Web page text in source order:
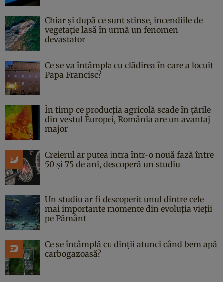
Chiar și după ce sunt stinse, incendiile de
vegetație lasă în urmă un fenomen
devastator
Ce se va întâmpla cu clădirea în care a locuit
Papa Francisc?
În timp ce producția agricolă scade în țările
din vestul Europei, România are un avantaj
major
Creierul ar putea intra într-o nouă fază între
50 și 75 de ani, descoperă un studiu
Un studiu ar fi descoperit unul dintre cele
mai importante momente din evoluția vieții
pe Pământ
Ce se întâmplă cu dinții atunci când bem apă
carbogazoasă?